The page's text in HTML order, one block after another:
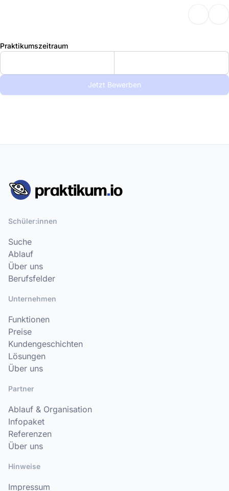
Praktikumszeitraum
Jetzt Bewerben
Schüler:innen
Suche
Ablauf
Über uns
Berufsfelder
Unternehmen
Funktionen
Preise
Kundengeschichten
Lösungen
Über uns
Partner
Ablauf & Organisation
Infopaket
Referenzen
Über uns
Hinweise
Impressum